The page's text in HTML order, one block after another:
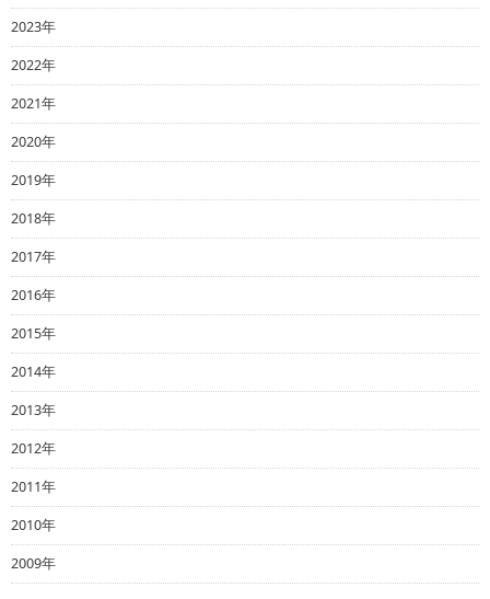
2023年
2022年
2021年
2020年
2019年
2018年
2017年
2016年
2015年
2014年
2013年
2012年
2011年
2010年
2009年